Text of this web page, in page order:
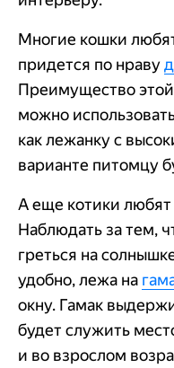
Многие кошки
придется по нраву
Преимущество
можно
как лежанку с
варианте питомцу
А еще котики
Наблюдать за тем,
греться на
удобно, лежа на
окну. Гамак
будет служить
и во взрослом